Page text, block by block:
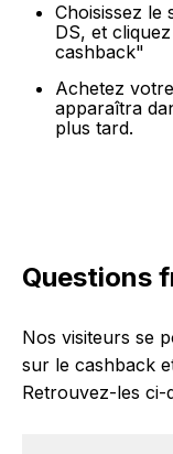
Choisissez le
DS, et
cashback"
Achetez
apparaîtra
plus tard.
Questions
Nos visiteurs se
sur le cashback
Retrouvez-les ci-